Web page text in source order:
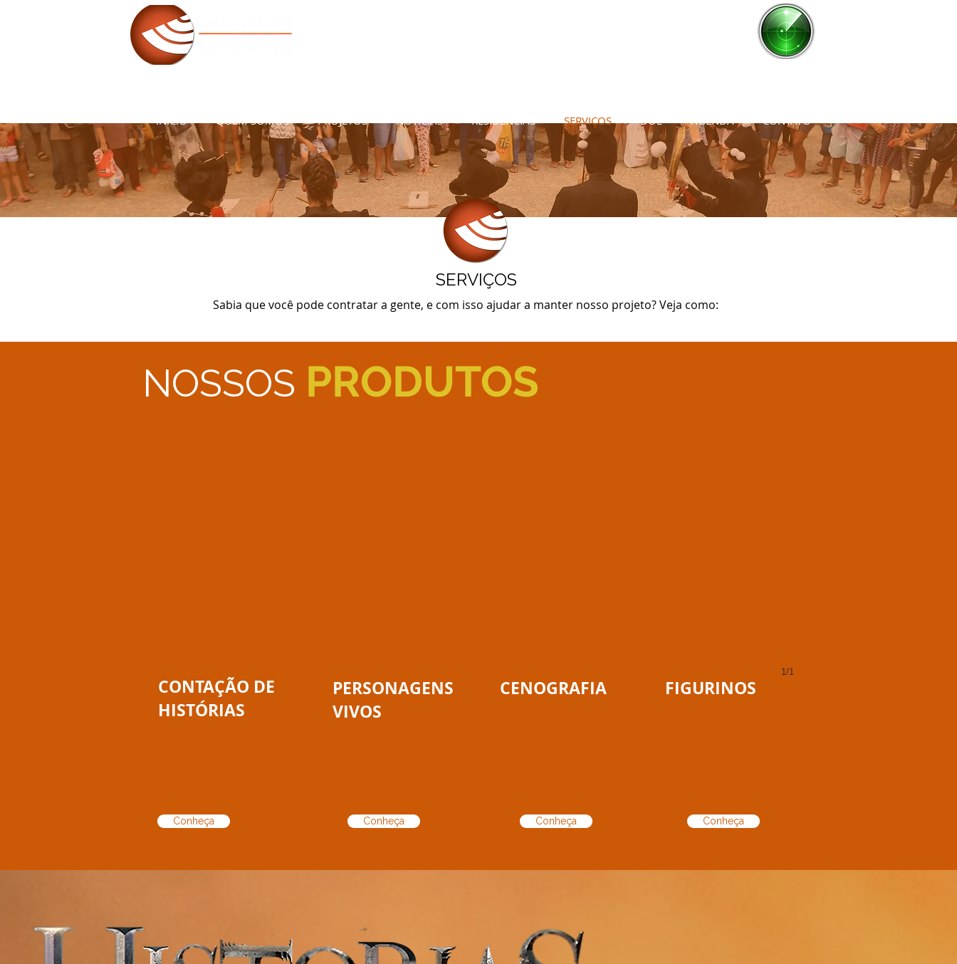
INÍCIO QUEM SOMOS PROJETOS NOTÍCIAS RESIDÊNCIAS SERVIÇOS DOE AGENDA CONTATO
SERVIÇOS
Sabia que você pode contratar a gente, e com isso ajudar a manter nosso projeto? Veja como:
NOSSOS PRODUTOS
1/1
PERSONAGENS
VIVOS
CENOGRAFIA FIGURINOS
CONTAÇÃO DE
HISTÓRIAS
Conheça Conheça Conheça Conheça